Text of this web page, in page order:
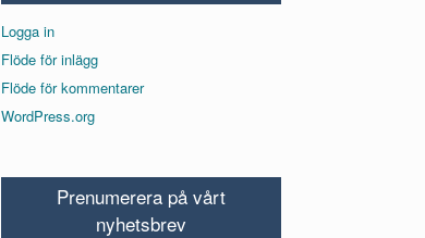
Logga in
Flöde för inlägg
Flöde för kommentarer
WordPress.org
Prenumerera på vårt
nyhetsbrev